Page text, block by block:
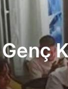
Genç